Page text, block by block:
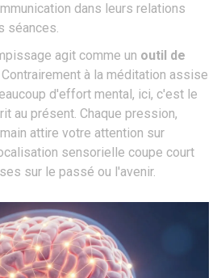
dans leurs relations
séances.
agit comme un outil de
Contrairement à la méditation assise
d'effort mental, ici, c'est le
au présent. Chaque pression,
attire votre attention sur
sensorielle coupe court
sur le passé ou l'avenir.